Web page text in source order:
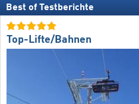
Best of Testberichte
Top-Lifte/Bahnen